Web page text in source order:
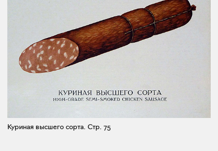
Куриная высшего сорта. Стр. 75